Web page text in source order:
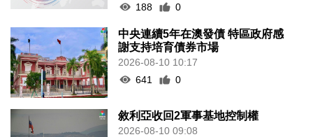
188
0
中央連續5年在澳發債 特區政府感
謝支持培育債券市場
2026-08-10 10:17
641
0
敘利亞收回2軍事基地控制權
2026-08-10 09:08